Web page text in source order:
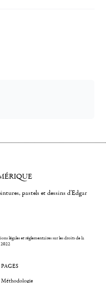
pastels et dessins d'Edgar
légales et réglementaires sur les droits de la
2022
PAGES
Méthodologie